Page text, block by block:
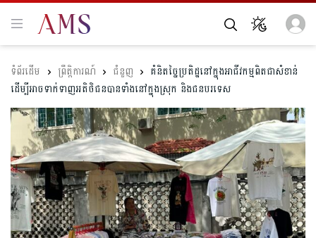
ព្រឹត្តិការណ៍ ជំនួញ
គំនិតច្នៃប្រតិដ្ឋនៅក្នុងអាជីវកម្មពិតជាសំខាន់
ដើម្បីអាចទាក់ទាញអតិថិជនបានទាំងនៅក្នុងស្រុក និងជនបរទេស